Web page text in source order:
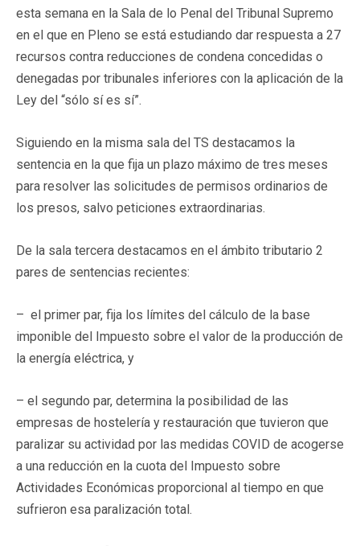
esta semana en la Sala de lo Penal del Tribunal Supremo
en el que en Pleno se está estudiando dar respuesta a 27
recursos contra reducciones de condena concedidas o
denegadas por tribunales inferiores con la aplicación de la
Ley del “sólo sí es sí”.
Siguiendo en la misma sala del TS destacamos la
sentencia en la que fija un plazo máximo de tres meses
para resolver las solicitudes de permisos ordinarios de
los presos, salvo peticiones extraordinarias.
De la sala tercera destacamos en el ámbito tributario 2
pares de sentencias recientes:
– el primer par, fija los límites del cálculo de la base
imponible del Impuesto sobre el valor de la producción de
la energía eléctrica, y
– el segundo par, determina la posibilidad de las
empresas de hostelería y restauración que tuvieron que
paralizar su actividad por las medidas COVID de acogerse
a una reducción en la cuota del Impuesto sobre
Actividades Económicas proporcional al tiempo en que
sufrieron esa paralización total.